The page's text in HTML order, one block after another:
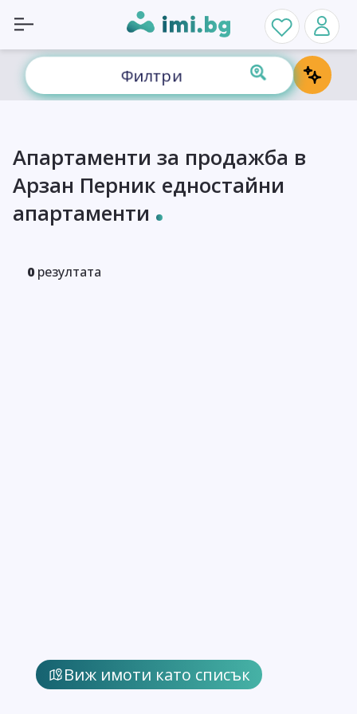
Филтри
Виж имоти като списък
Апартаменти за продажба в
Арзан Перник едностайни
апартаменти
0 резултата